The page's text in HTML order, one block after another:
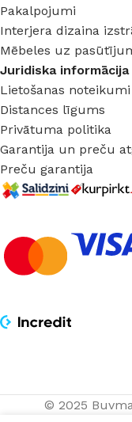
Pakalpojumi
Interjera dizaina
Mēbeles uz
Juridiska informācija
Lietošanas noteikumi
Distances līgums
Privātuma politika
Garantija un preču
Preču garantija
© 2025